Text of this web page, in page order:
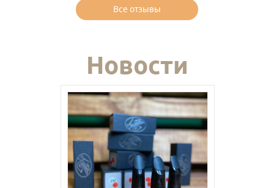
Все отзывы
Новости